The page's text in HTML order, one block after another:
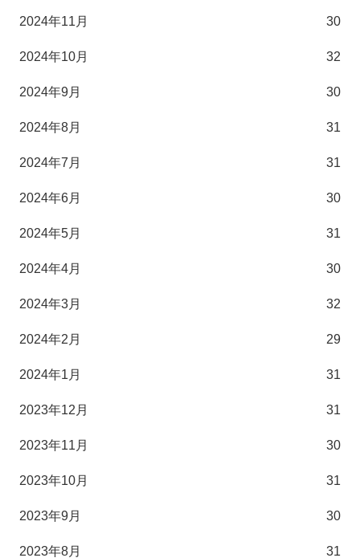
2024年11月 30
2024年10月 32
2024年9月 30
2024年8月 31
2024年7月 31
2024年6月 30
2024年5月 31
2024年4月 30
2024年3月 32
2024年2月 29
2024年1月 31
2023年12月 31
2023年11月 30
2023年10月 31
2023年9月 30
2023年8月 31